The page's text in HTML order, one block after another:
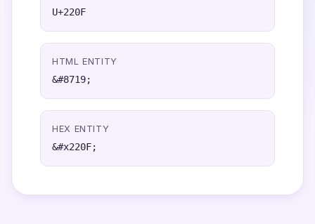
U+220F
HTML ENTITY
&#8719;
HEX ENTITY
&#x220F;